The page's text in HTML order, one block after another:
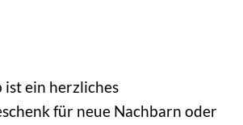
ist ein herzliches
für neue Nachbarn oder